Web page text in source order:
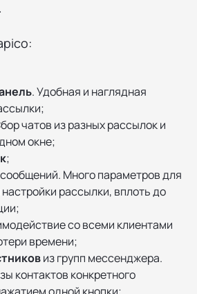
. Удобная и наглядная
чатов из разных рассылок и
окне;
;
сообщений. Много параметров для
рассылки, вплоть до
со всеми клиентами
времени;
из групп мессенджера.
контактов конкретного